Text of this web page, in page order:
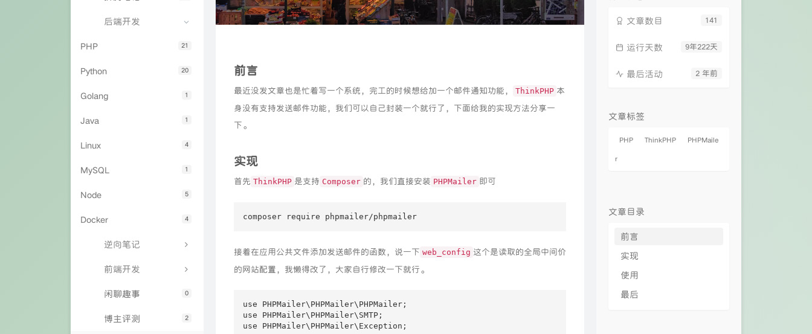
后端开发
21
PHP
20
Python
1
Golang
1
Java
4
Linux
1
MySQL
5
Node
4
Docker
逆向笔记
前端开发
0
闲聊趣事
2
博主评测
前言
最近没发文章也是忙着写一个系统，完工的时候想给加一个邮件通知功能， ThinkPHP 本
身没有支持发送邮件功能，我们可以自己封装一个就行了，下面给我的实现方法分享一
下。
实现
首先 ThinkPHP 是支持 Composer 的，我们直接安装 PHPMailer 即可
composer require phpmailer/phpmailer
接着在应用公共文件添加发送邮件的函数，说一下 web_config 这个是读取的全局中间价
的网站配置，我懒得改了，大家自行修改一下就行。
use PHPMailer\PHPMailer\PHPMailer;
use PHPMailer\PHPMailer\SMTP;
use PHPMailer\PHPMailer\Exception;
141
文章数目
9年222天
运行天数
2 年前
最后活动
文章标签
PHP ThinkPHP PHPMaile
r
文章目录
前言
实现
使用
最后